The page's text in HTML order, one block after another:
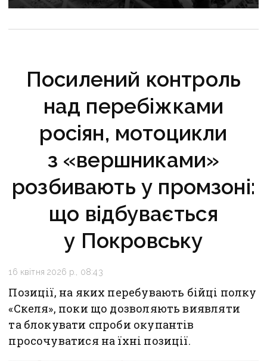
багатоповерхівки в Краматорську
Посилений контроль
над перебіжками
росіян, мотоцикли
з «вершниками»
розбивають у промзоні:
що відбувається
у Покровську
16 квітня 2026 р., 08:43
Позиції, на яких перебувають бійці полку
«Скеля», поки що дозволяють виявляти
та блокувати спроби окупантів
просочуватися на їхні позиції.